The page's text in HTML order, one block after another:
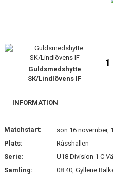
TRUPPEN
BILDGALLERI
DOKUMENT
KONTAKT
Guldsmedshytte
SK/Lindlövens IF
1
INFORMATION
Matchstart:
sön 16 november,
Plats:
Råsshallen
Serie:
U18 Division 1 C
Samling:
08:40, Gyllene